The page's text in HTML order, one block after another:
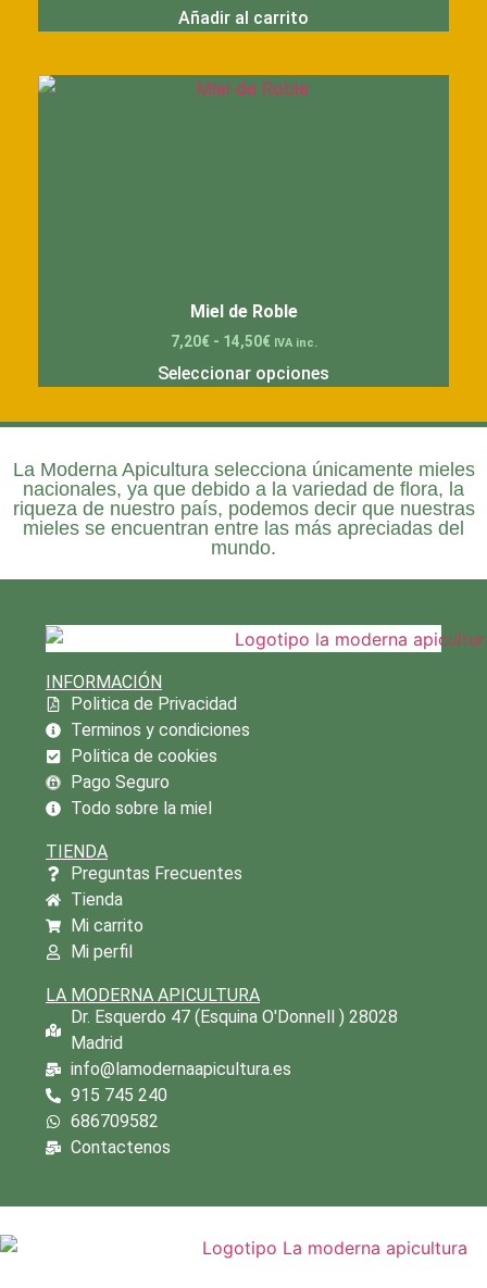
Añadir al carrito
Miel de Roble
7,20€ - 14,50€ IVA inc.
Seleccionar opciones
La Moderna Apicultura selecciona únicamente mieles
nacionales, ya que debido a la variedad de flora, la
riqueza de nuestro país, podemos decir que nuestras
mieles se encuentran entre las más apreciadas del
mundo.
INFORMACIÓN
Politica de Privacidad
Terminos y condiciones
Politica de cookies
Pago Seguro
Todo sobre la miel
TIENDA
Preguntas Frecuentes
Tienda
Mi carrito
Mi perfil
LA MODERNA APICULTURA
Dr. Esquerdo 47 (Esquina O'Donnell ) 28028
Madrid
info@lamodernaapicultura.es
915 745 240
686709582
Contactenos